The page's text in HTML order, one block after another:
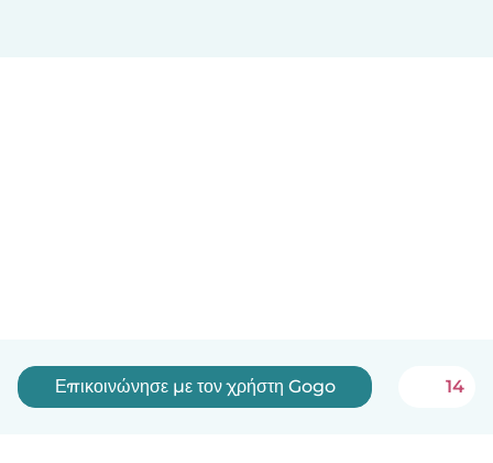
Επικοινώνησε με τον χρήστη Gogo 14